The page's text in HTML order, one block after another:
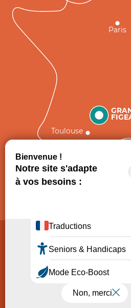
Toulouse
Paris
Politique de Protection
Accessibilité : non